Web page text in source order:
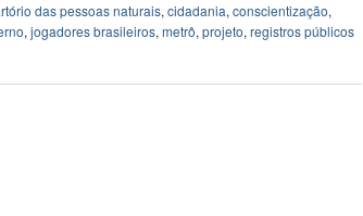
das pessoas naturais, cidadania, conscientização,
, jogadores brasileiros, metrô, projeto, registros públicos